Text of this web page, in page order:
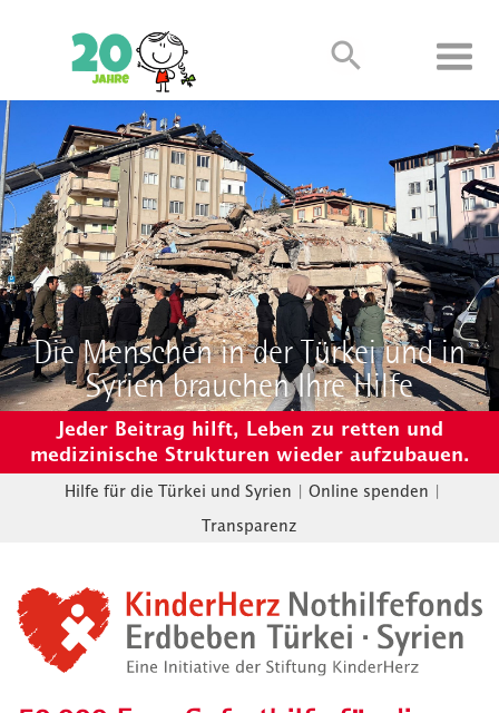
Die Menschen in der Türkei und in
Syrien brauchen Ihre Hilfe
Jeder Beitrag hilft, Leben zu retten und
medizinische Strukturen wieder aufzubauen.
Hilfe für die Türkei und Syrien | Online spenden |
Transparenz